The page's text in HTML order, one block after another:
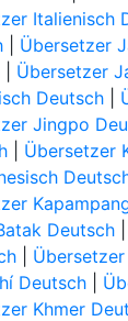
Italienisch
| Übersetzer
| Übersetzer
Deutsch|
Jingpo
| Übersetzer
Deutsch|
|
Deutsch|
Khmer